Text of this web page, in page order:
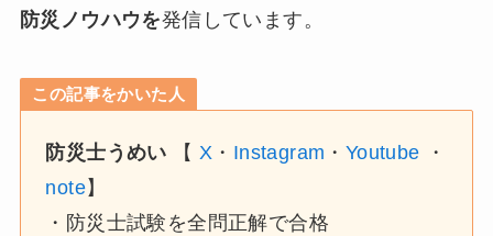
防災ノウハウを発信しています。
この記事をかいた人
防災士うめい 【 X ・ Instagram ・ Youtube ・
note】
・防災士試験を全問正解で合格